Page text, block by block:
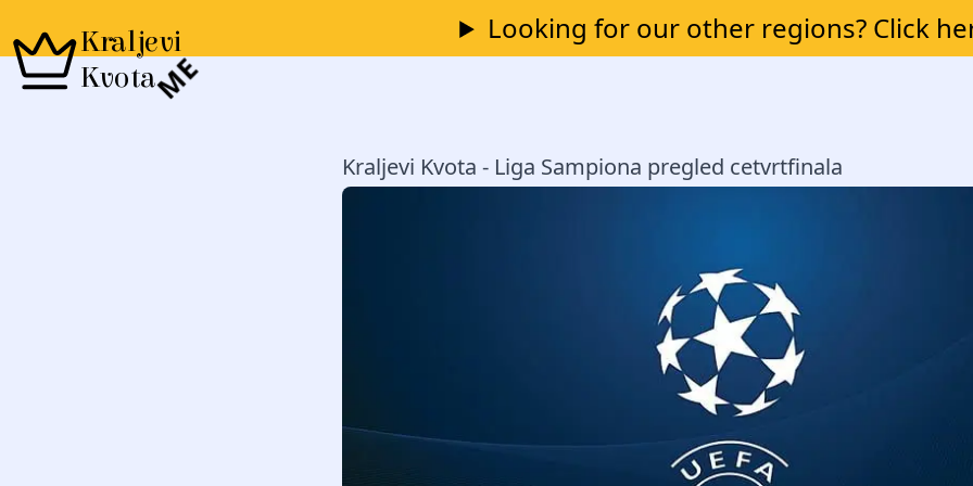
Looking for our other regions? Click
Kraljevi
KvotaME
Kraljevi Kvota - Liga Sampiona pregled cetvrtfinala